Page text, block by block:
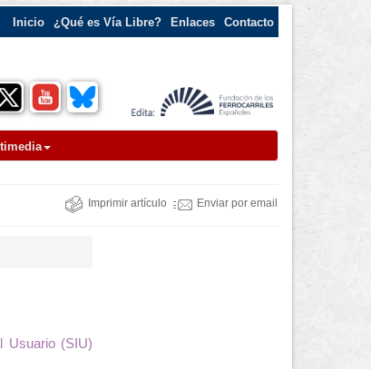
Inicio ¿Qué es Vía Libre? Enlaces Contacto
Imprimir artículo Enviar por email
Usuario (SIU)